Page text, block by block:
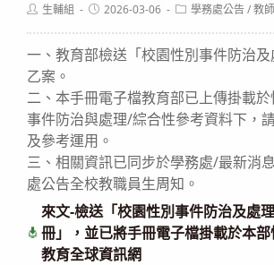
Post生輔組
Post2026-03-06
Post學務處公告/教
一、教育部檢送「校園性別事件防治及
乙案。
二、本手冊電子檔教育部已上傳掛載
事件防治與處理/綜合性參考資料下，
及參考運用。
三、相關資訊已同步於學務處/最新消
處公告全校教職員生周知。
來文-檢送「校園性別事件防治及處
冊」，並已將手冊電子檔掛載於本
教育全球資訊網